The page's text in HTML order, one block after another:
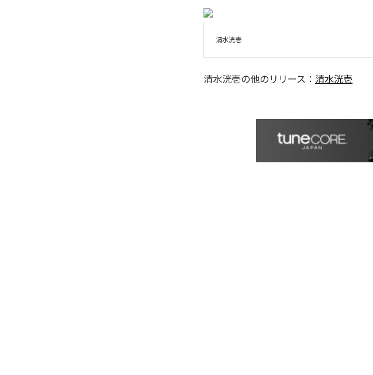
清水洸壱
清水洸壱の他のリリース： 清水洸壱